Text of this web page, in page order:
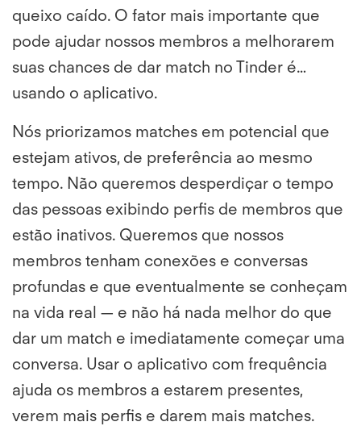
queixo caído. O fator mais importante que
pode ajudar nossos membros a melhorarem
suas chances de dar match no Tinder é…
usando o aplicativo.
Nós priorizamos matches em potencial que
estejam ativos, de preferência ao mesmo
tempo. Não queremos desperdiçar o tempo
das pessoas exibindo perfis de membros que
estão inativos. Queremos que nossos
membros tenham conexões e conversas
profundas e que eventualmente se conheçam
na vida real — e não há nada melhor do que
dar um match e imediatamente começar uma
conversa. Usar o aplicativo com frequência
ajuda os membros a estarem presentes,
verem mais perfis e darem mais matches.